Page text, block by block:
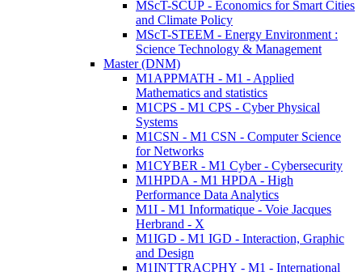
MScT-SCUP - Economics for Smart Cities
and Climate Policy
MScT-STEEM - Energy Environment :
Science Technology & Management
Master (DNM)
M1APPMATH - M1 - Applied
Mathematics and statistics
M1CPS - M1 CPS - Cyber Physical
Systems
M1CSN - M1 CSN - Computer Science
for Networks
M1CYBER - M1 Cyber - Cybersecurity
M1HPDA - M1 HPDA - High
Performance Data Analytics
M1I - M1 Informatique - Voie Jacques
Herbrand - X
M1IGD - M1 IGD - Interaction, Graphic
and Design
M1INTTRACPHY - M1 - International